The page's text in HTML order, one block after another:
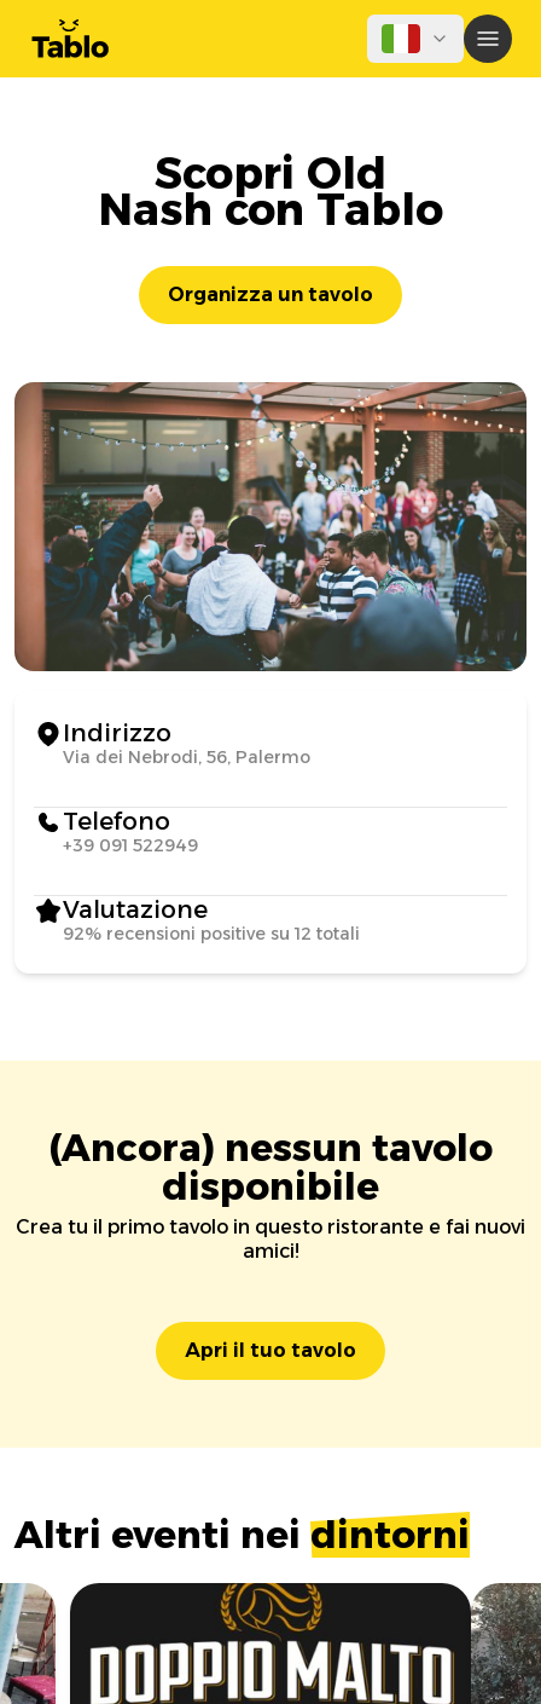
Scopri Old
Nash con Tablo
Organizza un tavolo
Indirizzo
Via dei Nebrodi, 56, Palermo
Telefono
+39 091 522949
Valutazione
92% recensioni positive su 12 totali
(Ancora) nessun tavolo
disponibile
Crea tu il primo tavolo in questo ristorante e fai nuovi
amici!
Apri il tuo tavolo
Altri eventi nei dintorni